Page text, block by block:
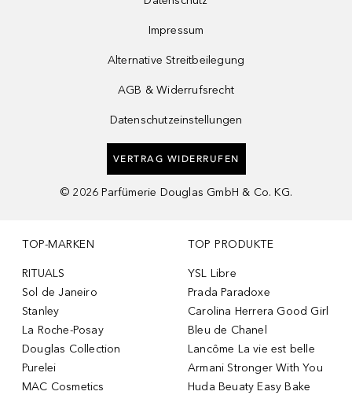
Impressum
Alternative Streitbeilegung
AGB & Widerrufsrecht
Datenschutzeinstellungen
VERTRAG WIDERRUFEN
© 2026 Parfümerie Douglas GmbH & Co. KG.
TOP-MARKEN
RITUALS
Sol de Janeiro
Stanley
La Roche-Posay
Douglas Collection
Purelei
MAC Cosmetics
TOP PRODUKTE
YSL Libre
Prada Paradoxe
Carolina Herrera Good Girl
Bleu de Chanel
Lancôme La vie est belle
Armani Stronger With You
Huda Beuaty Easy Bake